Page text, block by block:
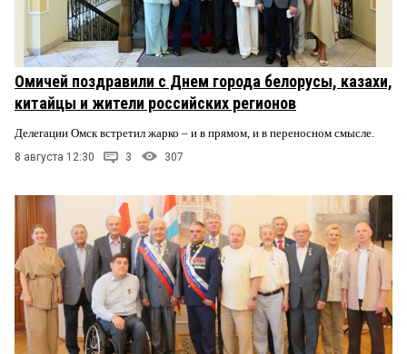
Омичей поздравили с Днем города белорусы, казахи,
китайцы и жители российских регионов
Делегации Омск встретил жарко – и в прямом, и в переносном смысле.
8 августа 12:30 3 307